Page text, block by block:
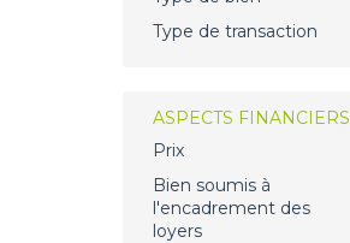
Type de transaction
ASPECTS FINANCIERS
Prix
Bien soumis à
l'encadrement des
loyers